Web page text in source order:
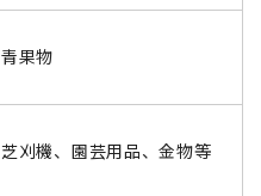
青果物
芝刈機、園芸用品、金物等